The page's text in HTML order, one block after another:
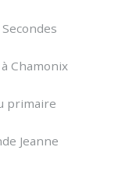
Chamonix
primaire
Jeanne